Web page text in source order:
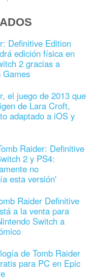
Definitive Edition
edición física en
2 gracias a
Games
el juego de 2013 que
de Lara Croft,
adaptado a iOS y
Raider: Definitive
2 y PS4:
no
esta versión'
Raider Definitive
a la venta para
Switch a
de Tomb Raider
para PC en Epic